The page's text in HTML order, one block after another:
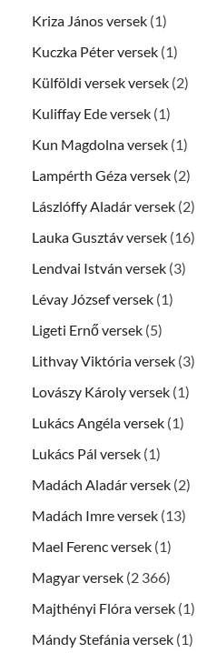
Kriza János versek (1)
Kuczka Péter versek (1)
Külföldi versek versek (2)
Kuliffay Ede versek (1)
Kun Magdolna versek (1)
Lampérth Géza versek (2)
Lászlóffy Aladár versek (2)
Lauka Gusztáv versek (16)
Lendvai István versek (3)
Lévay József versek (1)
Ligeti Ernő versek (5)
Lithvay Viktória versek (3)
Lovászy Károly versek (1)
Lukács Angéla versek (1)
Lukács Pál versek (1)
Madách Aladár versek (2)
Madách Imre versek (13)
Mael Ferenc versek (1)
Magyar versek (2 366)
Majthényi Flóra versek (1)
Mándy Stefánia versek (1)